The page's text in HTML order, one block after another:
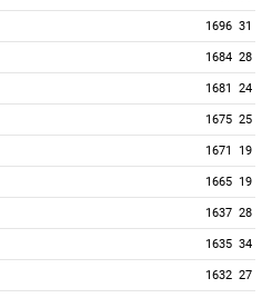
1696 31
1684 28
1681 24
1675 25
1671 19
1665 19
1637 28
1635 34
1632 27